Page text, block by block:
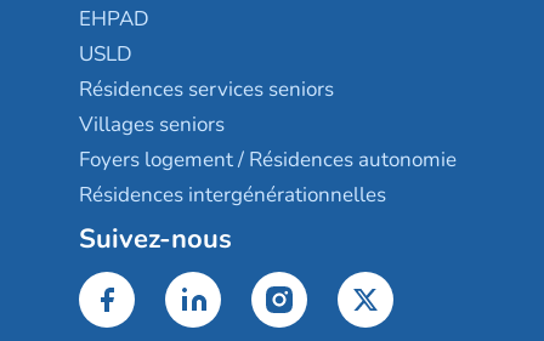
EHPAD
USLD
Résidences services seniors
Villages seniors
Foyers logement / Résidences autonomie
Résidences intergénérationnelles
Suivez-nous